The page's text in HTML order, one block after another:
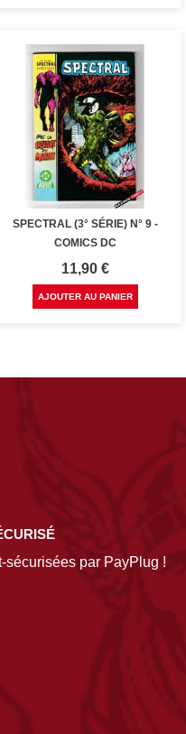
SPECTRAL (3° SÉRIE) N° 9 -
COMICS DC
Prix
11,90 €
AJOUTER AU PANIER
sécurisées par PayPlug !